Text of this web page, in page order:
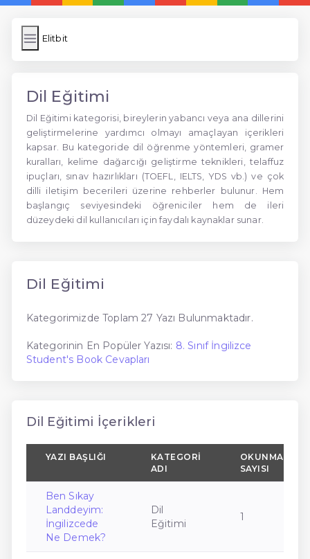
Elitbit
Dil Eğitimi
Dil Eğitimi kategorisi, bireylerin yabancı veya ana dillerini
geliştirmelerine yardımcı olmayı amaçlayan içerikleri
kapsar. Bu kategoride dil öğrenme yöntemleri, gramer
kuralları, kelime dağarcığı geliştirme teknikleri, telaffuz
ipuçları, sınav hazırlıkları (TOEFL, IELTS, YDS vb.) ve çok
dilli iletişim becerileri üzerine rehberler bulunur. Hem
başlangıç seviyesindeki öğreniciler hem de ileri
düzeydeki dil kullanıcıları için faydalı kaynaklar sunar.
Dil Eğitimi
Kategorimizde Toplam 27 Yazı Bulunmaktadır.
Kategorinin En Popüler Yazısı: 8. Sınıf İngilizce
Student's Book Cevapları
Dil Eğitimi İçerikleri
YAZI BAŞLIĞI
KATEGORI
ADI
OKUNMA
SAYISI
Ben Sıkay
Landdeyim:
İngilizcede
Ne Demek?
Dil
Eğitimi
1